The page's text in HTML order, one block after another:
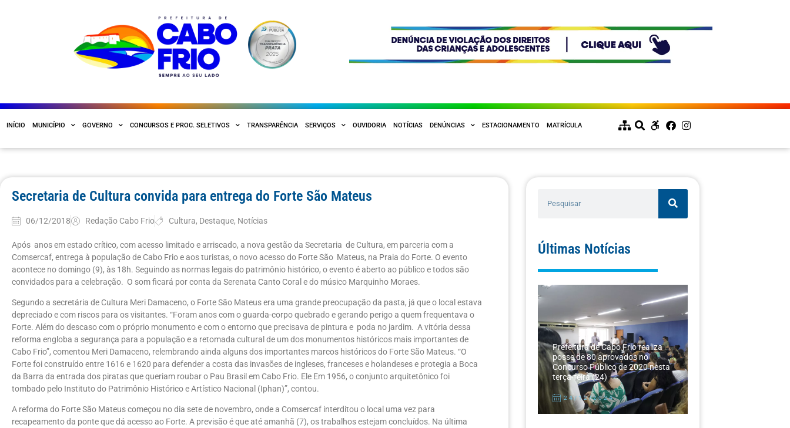
INÍCIO MUNICÍPIO GOVERNO CONCURSOS E PROC. SELETIVOS TRANSPARÊNCIA SERVIÇOS OUVIDORIA NOTÍCIAS DENÚNCIAS ESTACIONAMENTO MATRÍCULA
Secretaria de Cultura convida para entrega do Forte São Mateus
06/12/2018 Redação Cabo Frio Cultura, Destaque, Notícias
Após anos em estado crítico, com acesso limitado e arriscado, a nova gestão da Secretaria de Cultura, em parceria com a
Comsercaf, entrega à população de Cabo Frio e aos turistas, o novo acesso do Forte São Mateus, na Praia do Forte. O evento
acontece no domingo (9), às 18h. Seguindo as normas legais do patrimônio histórico, o evento é aberto ao público e todos são
convidados para a celebração. O som ficará por conta da Serenata Canto Coral e do músico Marquinho Moraes.
Segundo a secretária de Cultura Meri Damaceno, o Forte São Mateus era uma grande preocupação da pasta, já que o local estava
depreciado e com riscos para os visitantes. “Foram anos com o guarda-corpo quebrado e gerando perigo a quem frequentava o
Forte. Além do descaso com o próprio monumento e com o entorno que precisava de pintura e poda no jardim. A vitória dessa
reforma engloba a segurança para a população e a retomada cultural de um dos monumentos históricos mais importantes de
Cabo Frio”, comentou Meri Damaceno, relembrando ainda alguns dos importantes marcos históricos do Forte São Mateus. “O
Forte foi construído entre 1616 e 1620 para defender a costa das invasões de ingleses, franceses e holandeses e protegia a Boca
da Barra da entrada dos piratas que queriam roubar o Pau Brasil em Cabo Frio. Ele Em 1956, o conjunto arquitetônico foi
tombado pelo Instituto do Patrimônio Histórico e Artístico Nacional (Iphan)”, contou.
A reforma do Forte São Mateus começou no dia sete de novembro, onde a Comsercaf interditou o local uma vez para
recapeamento da ponte que dá acesso ao Forte. A previsão é que até amanhã (7), os trabalhos estejam concluídos. Na última
Últimas Notícias
Prefeitura de Cabo Frio realiza
posse de 80 aprovados no
Concurso Público de 2020 nesta
terça-feira (24)
24/12/2024